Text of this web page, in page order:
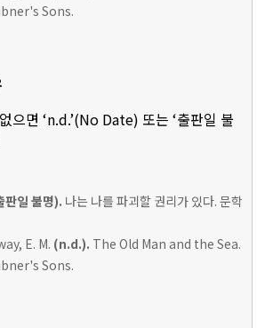
Sons.
으면 ‘n.d.’(No Date) 또는 ‘출판일 불
판일 불명). 나는 나를 파괴할 권리가 있다. 문학
E. M. (n.d.). The Old Man and the Sea.
Sons.